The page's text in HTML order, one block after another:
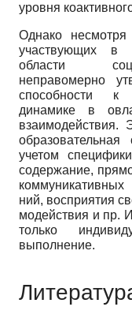
уровня
Однако
участвующих в
области
неправомерно
способности к
динамике в
взаимодействия.
учетом
содержание,
ний, восприятия
модействия и пр.
только
выполнение.